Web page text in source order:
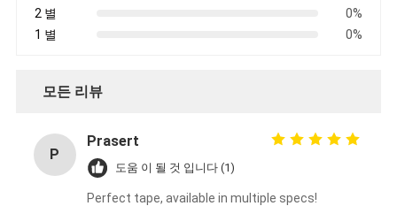
직물 접착 테이프
PET 접착 테이프
정밀 인베스트먼트 주조
전기 단열판
2 별
0%
1 별
0%
모든 리뷰
P
Prasert
도움 이 될 것 입니다 (1)
Perfect tape, available in multiple specs!